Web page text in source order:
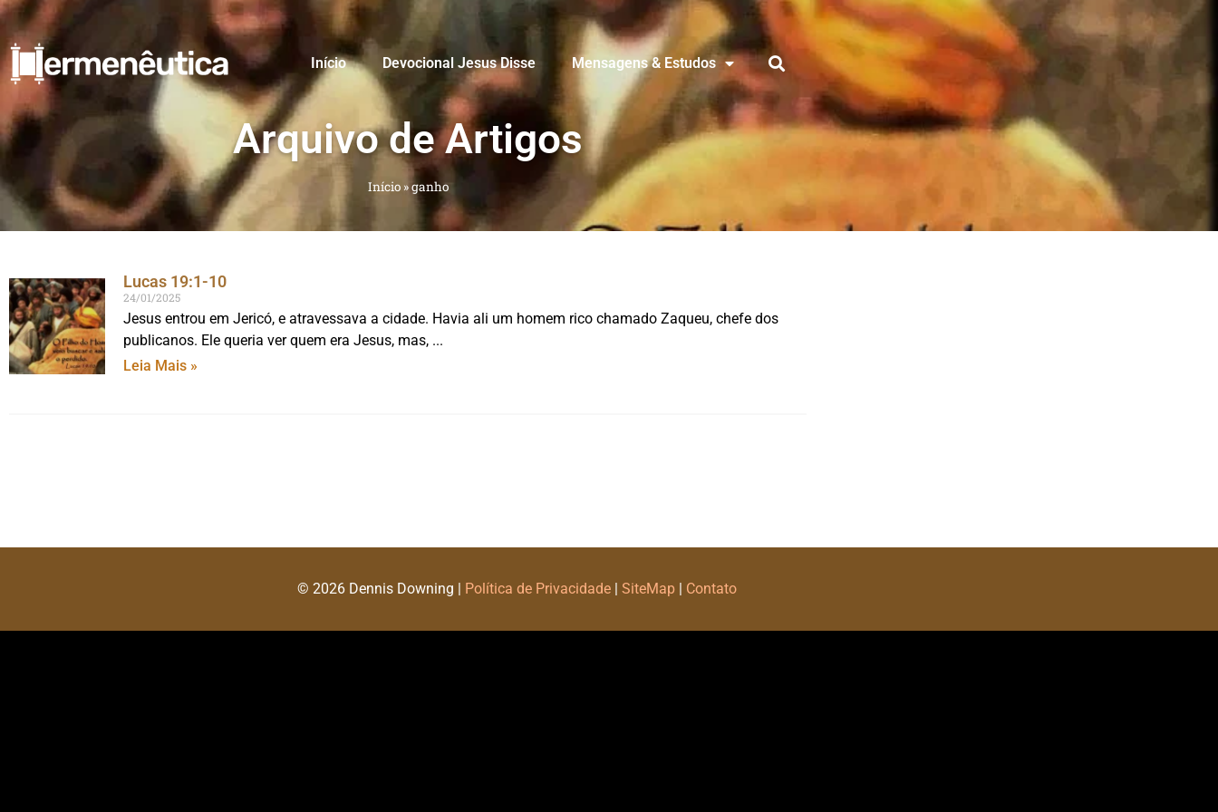
Início Devocional Jesus Disse Mensagens & Estudos
Arquivo de Artigos
Início»ganho
Lucas 19:1-10
24/01/2025
Jesus entrou em Jericó, e atravessava a cidade. Havia ali um homem rico chamado Zaqueu, chefe dos
publicanos. Ele queria ver quem era Jesus, mas,
Leia Mais »
© 2026 Dennis Downing | Política de Privacidade| SiteMap| Contato